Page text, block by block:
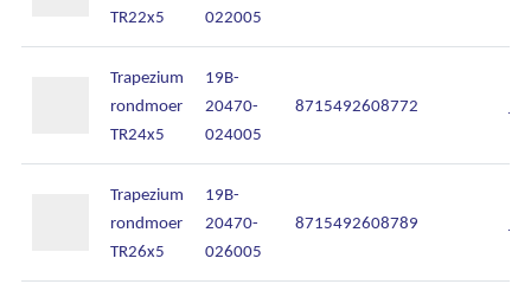
TR22x5
022005
Trapezium
rondmoer
TR24x5
19B-
20470-
024005
8715492608772
Trapezium
rondmoer
TR26x5
19B-
20470-
026005
8715492608789